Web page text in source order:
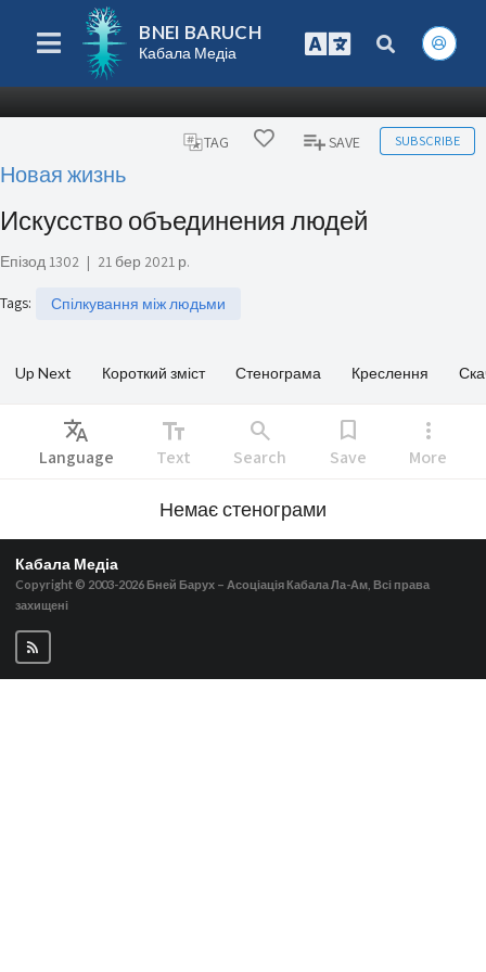
BNEI BARUCH
Кабала Медіа
TAG SAVE SUBSCRIBE
Новая жизнь
Искусство объединения людей
Епізод 1302 | 21 бер 2021 р.
Tags: Спілкування між людьми
Up Next Короткий зміст Стенограма Креслення
Translate
Language
text_fields
Text
search
Search
bookmark
Save
more_vert
More
Немає стенограми
Кабала Медіа
Copyright © 2003-2026 Бней Барух – Асоціація Кабала Ла-Ам, Всі права
захищені